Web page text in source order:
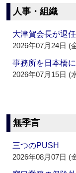
人事・組織
大津賀会長が退
2026年07月24日 (
事務所を日本橋
2026年07月15日 (
無季言
三つのPUSH
2026年08月07日 (